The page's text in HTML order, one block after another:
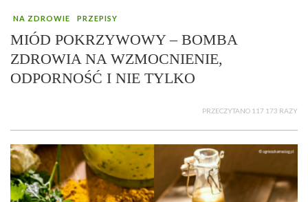
NA ZDROWIE PRZEPISY
MIÓD POKRZYWOWY – BOMBA
ZDROWIA NA WZMOCNIENIE,
ODPORNOŚĆ I NIE TYLKO
PRZECZYTANO 117 173 RAZY